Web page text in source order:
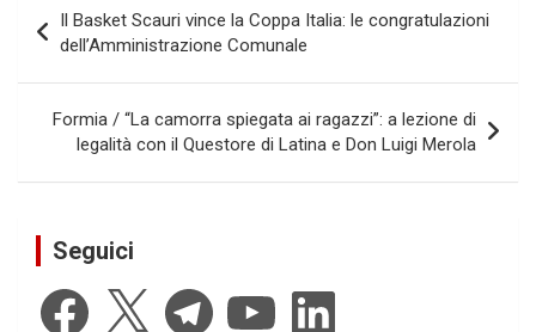
articoli
Il Basket Scauri vince la Coppa Italia: le congratulazioni
dell’Amministrazione Comunale
Formia / “La camorra spiegata ai ragazzi”: a lezione di
legalità con il Questore di Latina e Don Luigi Merola
Seguici
Facebook Telegram YouTube LinkedIn